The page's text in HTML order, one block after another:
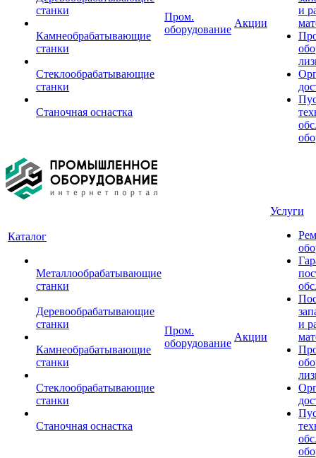
станки
Камнеобрабатывающие
станки
Стеклообрабатывающие
станки
Станочная оснастка
Пром.
оборудование
Акции
и
Каталог
Металлообрабатывающие
станки
Деревообрабатывающие
станки
Камнеобрабатывающие
станки
Стеклообрабатывающие
станки
Станочная оснастка
Пром.
оборудование
Акции
Услуги
и